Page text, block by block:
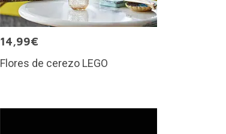
14,99€
Flores de cerezo LEGO